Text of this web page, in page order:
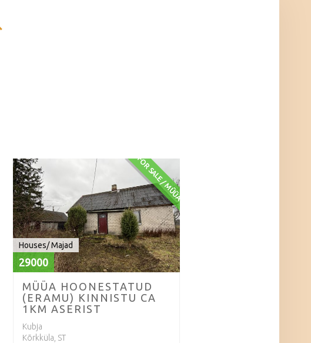
FOR SALE / MÜÜA
Houses/ Majad
29000
MÜÜA HOONESTATUD
(ERAMU) KINNISTU CA
1KM ASERIST
Kubja
Kõrkküla, ST